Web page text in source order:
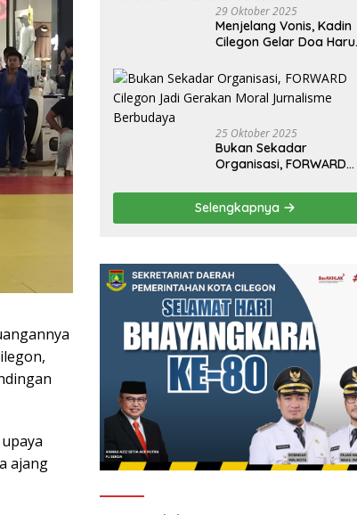
ajang
29 Oktober 2025
Menjelang Vonis, Kadin
Cilegon Gelar Doa Haru
25 Oktober 2025
Bukan Sekadar
Organisasi, FORWARD
Moral Jurnalisme
Berbudaya
Selengkapnya